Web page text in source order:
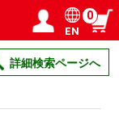
EN
0
詳細検索ページへ